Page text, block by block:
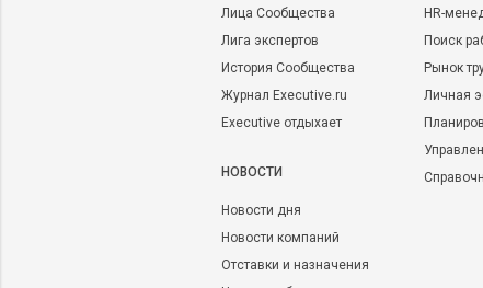
Лица Сообщества
Лига экспертов
История Сообщества
Журнал Executive.ru
Executive отдыхает
НОВОСТИ
Новости дня
Новости компаний
Отставки и назначения
HR-
Поиск
Рынок
Личная